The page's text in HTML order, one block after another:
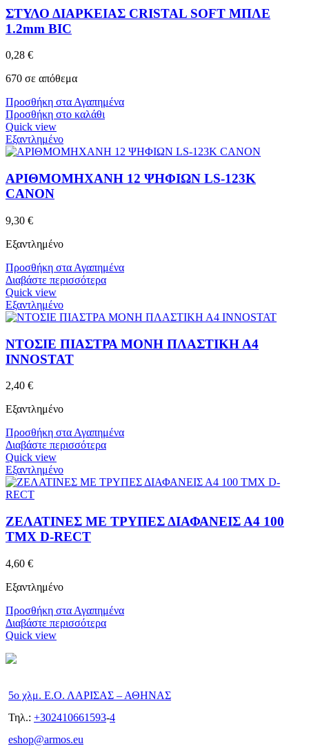
ΣΤΥΛΟ ΔΙΑΡΚΕΙΑΣ CRISTAL SOFT ΜΠΛΕ
1.2mm BIC
0,28 €
670 σε απόθεμα
Προσθήκη στα Αγαπημένα
Προσθήκη στο καλάθι
Quick view
Εξαντλημένο
ΑΡΙΘΜΟΜΗΧΑΝΗ 12 ΨΗΦΙΩΝ LS-123K
CANON
9,30 €
Εξαντλημένο
Προσθήκη στα Αγαπημένα
Διαβάστε περισσότερα
Quick view
Εξαντλημένο
ΝΤΟΣΙΕ ΠΙΑΣΤΡΑ ΜΟΝΗ ΠΛΑΣΤΙΚΗ Α4
INNOSTAT
2,40 €
Εξαντλημένο
Προσθήκη στα Αγαπημένα
Διαβάστε περισσότερα
Quick view
Εξαντλημένο
ΖΕΛΑΤΙΝΕΣ ΜΕ ΤΡΥΠΕΣ ΔΙΑΦΑΝΕΙΣ Α4 100
ΤΜΧ D-RECT
4,60 €
Εξαντλημένο
Προσθήκη στα Αγαπημένα
Διαβάστε περισσότερα
Quick view
5ο χλμ. Ε.Ο. ΛΑΡΙΣΑΣ – ΑΘΗΝΑΣ
Τηλ.: +302410661593-4
eshop@armos.eu